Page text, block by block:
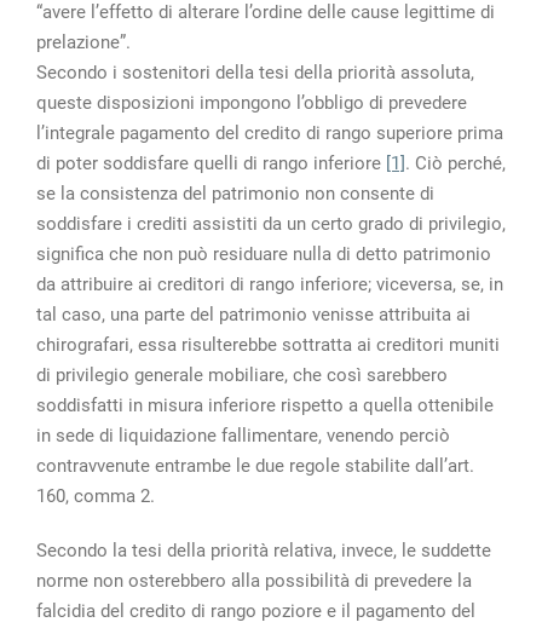
“avere l’effetto di alterare l’ordine delle cause legittime di
prelazione”.
Secondo i sostenitori della tesi della priorità assoluta,
queste disposizioni impongono l’obbligo di prevedere
l’integrale pagamento del credito di rango superiore prima
di poter soddisfare quelli di rango inferiore [1] . Ciò perché,
se la consistenza del patrimonio non consente di
soddisfare i crediti assistiti da un certo grado di privilegio,
significa che non può residuare nulla di detto patrimonio
da attribuire ai creditori di rango inferiore; viceversa, se, in
tal caso, una parte del patrimonio venisse attribuita ai
chirografari, essa risulterebbe sottratta ai creditori muniti
di privilegio generale mobiliare, che così sarebbero
soddisfatti in misura inferiore rispetto a quella ottenibile
in sede di liquidazione fallimentare, venendo perciò
contravvenute entrambe le due regole stabilite dall’art.
160, comma 2.
Secondo la tesi della priorità relativa, invece, le suddette
norme non osterebbero alla possibilità di prevedere la
falcidia del credito di rango poziore e il pagamento del